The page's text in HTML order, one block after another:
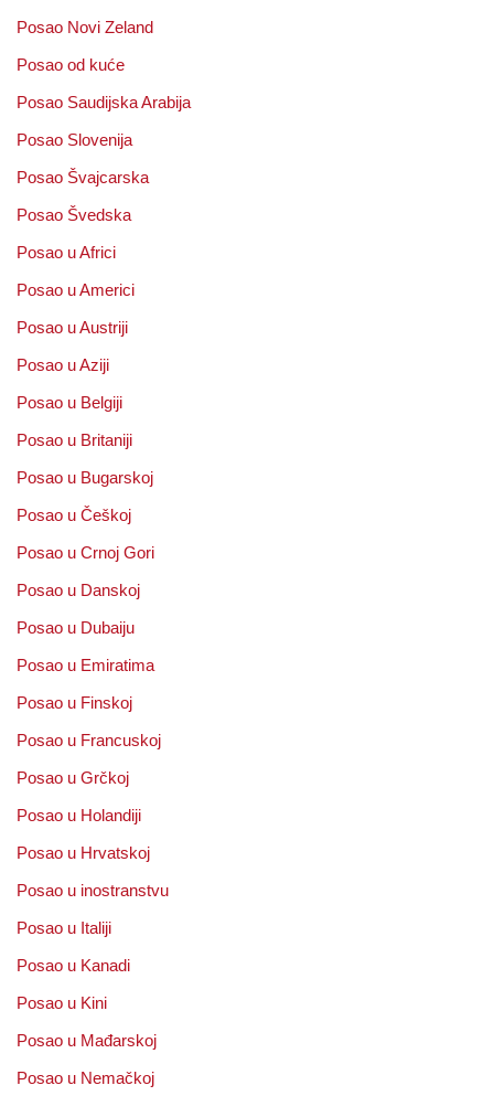
Posao Novi Zeland
Posao od kuće
Posao Saudijska Arabija
Posao Slovenija
Posao Švajcarska
Posao Švedska
Posao u Africi
Posao u Americi
Posao u Austriji
Posao u Aziji
Posao u Belgiji
Posao u Britaniji
Posao u Bugarskoj
Posao u Češkoj
Posao u Crnoj Gori
Posao u Danskoj
Posao u Dubaiju
Posao u Emiratima
Posao u Finskoj
Posao u Francuskoj
Posao u Grčkoj
Posao u Holandiji
Posao u Hrvatskoj
Posao u inostranstvu
Posao u Italiji
Posao u Kanadi
Posao u Kini
Posao u Mađarskoj
Posao u Nemačkoj